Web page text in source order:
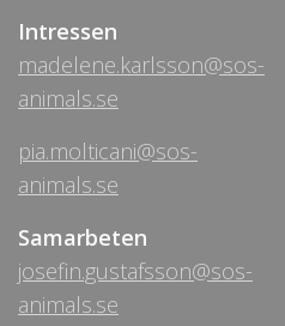
Intressen
madelene.karlsson@sos-
animals.se
pia.molticani@sos-
animals.se
Samarbeten
josefin.gustafsson@sos-
animals.se